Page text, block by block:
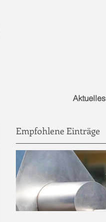
Aktuelles
Empfohlene Einträge